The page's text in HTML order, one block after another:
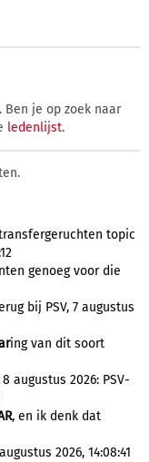
je op zoek naar
ledenlijst.
topic
genoeg voor die
bij PSV, 7 augustus
ing van dit soort
augustus 2026: PSV-
, en ik denk dat
2026, 14:08:41